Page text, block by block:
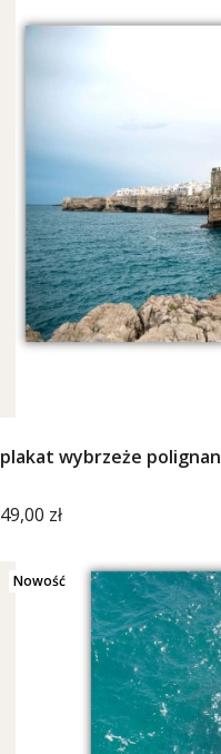
plakat wybrzeże
Cena
49,00 zł
Nowość